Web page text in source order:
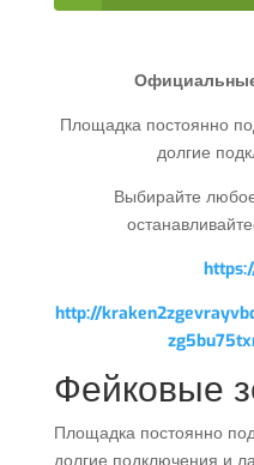
Официальные
Площадка постоянно
долгие
Выбирайте
http://
Фейковые
Площадка постоянно